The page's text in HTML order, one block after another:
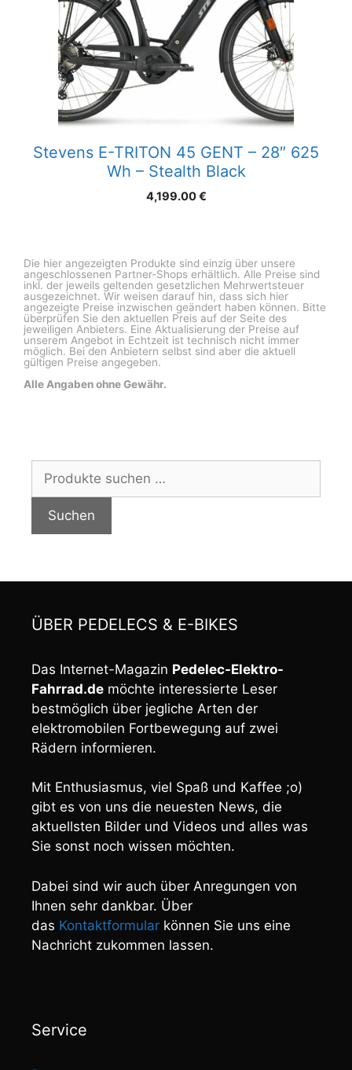
Stevens E-TRITON 45 GENT – 28″ 625
Wh – Stealth Black
4,199.00€
Die hier angezeigten Produkte sind einzig über unsere
angeschlossenen Partner-Shops erhältlich. Alle Preise sind
inkl. der jeweils geltenden gesetzlichen Mehrwertsteuer
ausgezeichnet. Wir weisen darauf hin, dass sich hier
angezeigte Preise inzwischen geändert haben können. Bitte
überprüfen Sie den aktuellen Preis auf der Seite des
jeweiligen Anbieters. Eine Aktualisierung der Preise auf
unserem Angebot in Echtzeit ist technisch nicht immer
möglich. Bei den Anbietern selbst sind aber die aktuell
gültigen Preise angegeben.
Alle Angaben ohne Gewähr.
nach:
Suchen
ÜBER PEDELECS & E-BIKES
Das Internet-Magazin Pedelec-Elektro-
Fahrrad.de möchte interessierte Leser
bestmöglich über jegliche Arten der
elektromobilen Fortbewegung auf zwei
Rädern informieren.
Mit Enthusiasmus, viel Spaß und Kaffee ;o)
gibt es von uns die neuesten News, die
aktuellsten Bilder und Videos und alles was
Sie sonst noch wissen möchten.
Dabei sind wir auch über Anregungen von
Ihnen sehr dankbar. Über
das Kontaktformular können Sie uns eine
Nachricht zukommen lassen.
Service